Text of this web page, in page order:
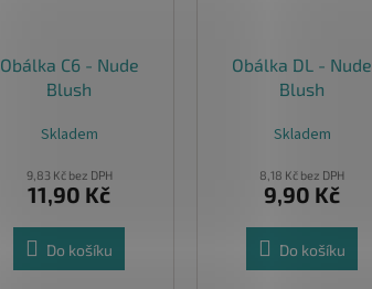
Obálka C6 - Nude
Blush
Skladem
9,83 Kč bez DPH
11,90 Kč
Do košíku
Obálka DL - Nude
Blush
Skladem
8,18 Kč bez DPH
9,90 Kč
Do košíku